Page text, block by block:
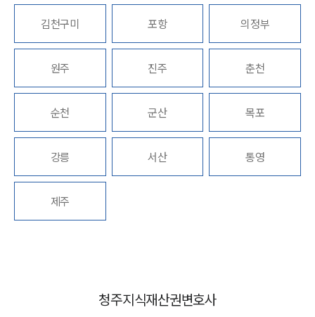
소식/자료
언론보도
공지사항
법률 블로그
법률서식
세미나
대륜법률상담예약
김천구미 포항 의정부
원주 진주 춘천
순천 군산 목포
강릉 서산 통영
제주
청주지식재산권변호사